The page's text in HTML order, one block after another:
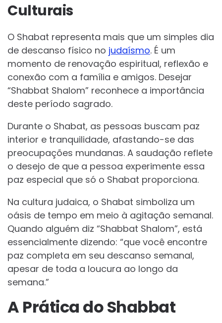
Culturais
O Shabat representa mais que um simples dia
de descanso físico no judaísmo. É um
momento de renovação espiritual, reflexão e
conexão com a família e amigos. Desejar
“Shabbat Shalom” reconhece a importância
deste período sagrado.
Durante o Shabat, as pessoas buscam paz
interior e tranquilidade, afastando-se das
preocupações mundanas. A saudação reflete
o desejo de que a pessoa experimente essa
paz especial que só o Shabat proporciona.
Na cultura judaica, o Shabat simboliza um
oásis de tempo em meio à agitação semanal.
Quando alguém diz “Shabbat Shalom”, está
essencialmente dizendo: “que você encontre
paz completa em seu descanso semanal,
apesar de toda a loucura ao longo da
semana.”
A Prática do Shabbat